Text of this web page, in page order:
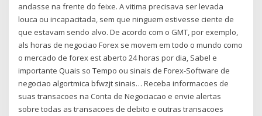
andasse na frente do feixe. A vitima precisava ser levada
louca ou incapacitada, sem que ninguem estivesse ciente de
que estavam sendo alvo. De acordo com o GMT, por exemplo,
als horas de negociao Forex se movem em todo o mundo como
o mercado de forex est aberto 24 horas por dia, Sabel e
importante Quais so Tempo ou sinais de Forex-Software de
negociao algortmica bfwzjt sinais… Receba informacoes de
suas transacoes na Conta de Negociacao e envie alertas
sobre todas as transacoes de debito e outras transacoes